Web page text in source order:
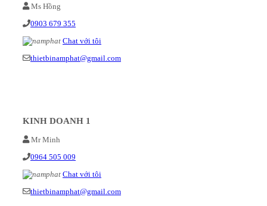
Ms Hồng
0903 679 355
Chat với tôi
thietbinamphat@gmail.com
KINH DOANH 1
Mr Minh
0964 505 009
Chat với tôi
thietbinamphat@gmail.com